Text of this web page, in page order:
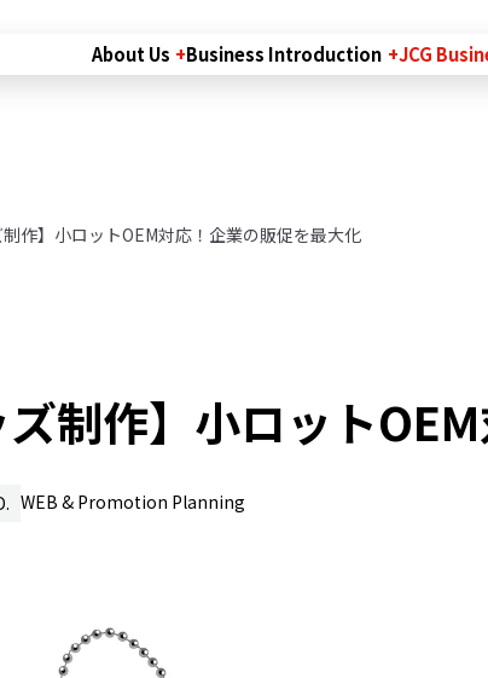
About Us Business Introduction JCG
制作】小ロットOEM対応！企業の販促を最大化
ズ制作】小ロット
WEB & Promotion Planning